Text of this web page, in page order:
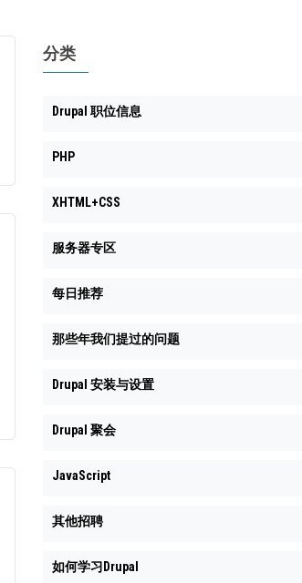
分类
Drupal 职位信息
PHP
XHTML+CSS
服务器专区
每日推荐
那些年我们提过的问题
Drupal 安装与设置
Drupal 聚会
JavaScript
其他招聘
如何学习Drupal